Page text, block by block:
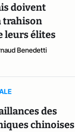
doivent
trahison
leurs élites
Benedetti
des
chinoises